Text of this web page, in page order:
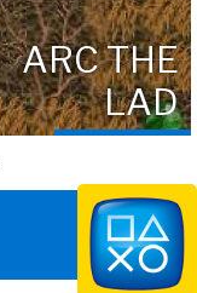
ARC THE
LAD